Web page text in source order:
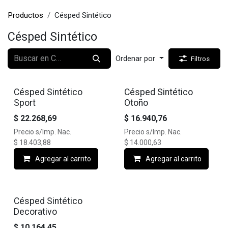
Productos Césped Sintético
Césped Sintético
Ordenar por Filtros
Césped Sintético
Sport
$ 22.268,69
Precio s/Imp. Nac.
$ 18.403,88
Agregar al carrito
Césped Sintético
Otoño
$ 16.940,76
Precio s/Imp. Nac.
$ 14.000,63
Agregar al carrito
Césped Sintético
Decorativo